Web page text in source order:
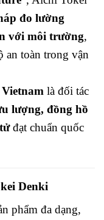
đo lường
với môi trường,
an toàn trong vận
là đối tác
lượng, đồng hồ
đạt chuẩn quốc
Denki
phẩm đa dạng,